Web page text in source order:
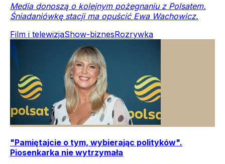
Media donoszą o kolejnym pożegnaniu z Polsatem.
Śniadaniówkę stacji ma opuścić Ewa Wachowicz.
Film i telewizjaShow-biznesRozrywka
"Pamiętajcie o tym, wybierając polityków".
Piosenkarka nie wytrzymała